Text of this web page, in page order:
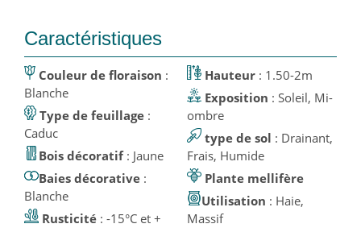
Caractéristiques
Couleur de floraison :
Blanche
Type de feuillage :
Caduc
Bois décoratif
: Jaune
Baies décorative
Blanche
Rusticité : -15°C et +
Hauteur: 1.50-2m
Exposition : Soleil, Mi-
ombre
type de sol : Drainant,
Frais, Humide
Plante mellifère
Utilisation : Haie,
Massif